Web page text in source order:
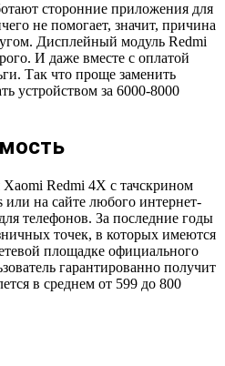
сторонние приложения для
не помогает, значит, причина
Дисплейный модуль Redmi
И даже вместе с оплатой
Так что проще заменить
устройством за 6000-8000
Redmi 4X с тачскрином
или на сайте любого интернет-
телефонов. За последние годы
точек, в которых имеются
площадке официального
гарантированно получит
в среднем от 599 до 800